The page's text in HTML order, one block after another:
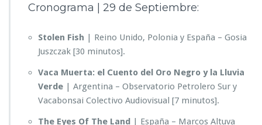
Cronograma | 29 de Septiembre:
Stolen Fish | Reino Unido, Polonia y España – Gosia
Juszczak [30 minutos].
Vaca Muerta: el Cuento del Oro Negro y la Lluvia
Verde | Argentina – Observatorio Petrolero Sur y
Vacabonsai Colectivo Audiovisual [7 minutos].
The Eyes Of The Land | España – Marcos Altuva